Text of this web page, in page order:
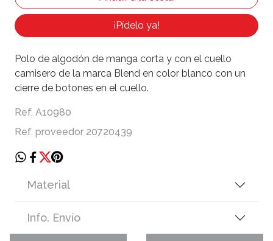
¡Pídelo ya!
Polo de algodón de manga corta y con el cuello
camisero de la marca Blend en color blanco con un
cierre de botones en el cuello.
Ref. A10980
Ref. proveedor 20720439
Material
Info. Envío